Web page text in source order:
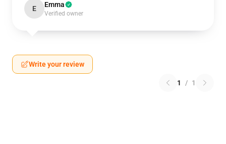
E Emma
Verified owner
Write your review
1 / 1